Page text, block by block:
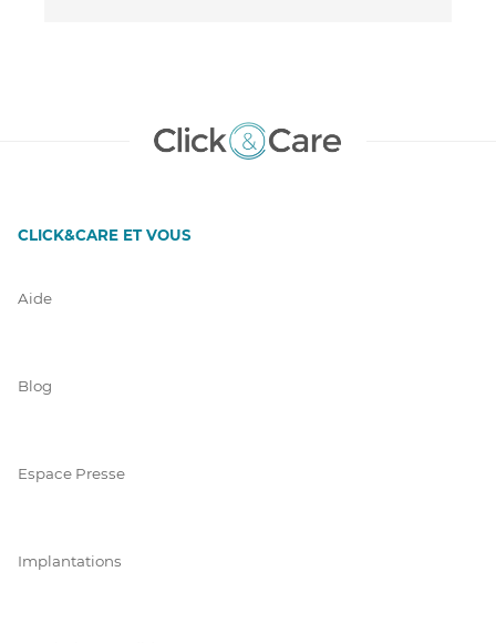
CLICK&CARE ET VOUS
Aide
Blog
Espace Presse
Implantations